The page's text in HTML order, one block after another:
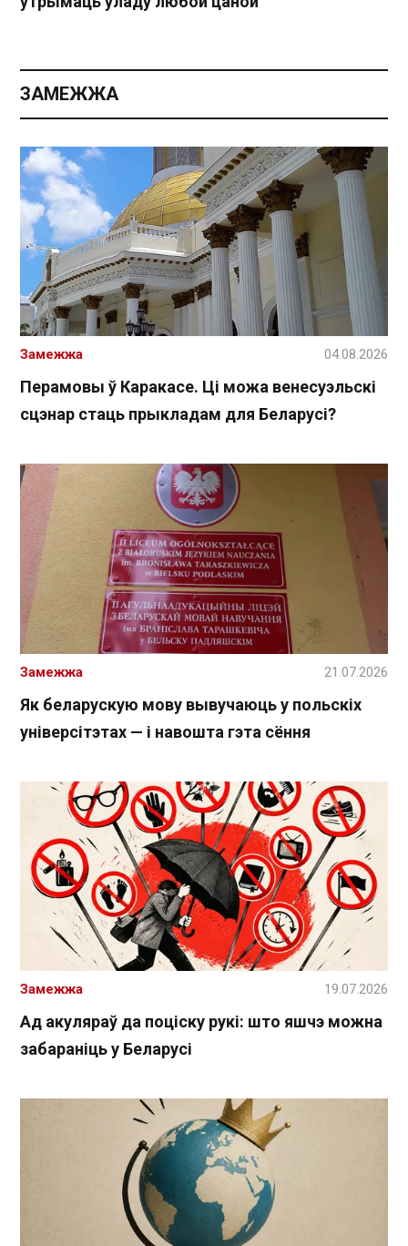
ЗАМЕЖЖА
Перамовы ў Каракасе. Ці можа венесуэльскі
сцэнар стаць прыкладам для Беларусі?
Замежжа 04.08.2026
Як беларускую мову вывучаюць у польскіх
універсітэтах — і навошта гэта сёння
Замежжа 21.07.2026
Ад акуляраў да поціску рукі: што яшчэ можна
забараніць у Беларусі
Замежжа 19.07.2026